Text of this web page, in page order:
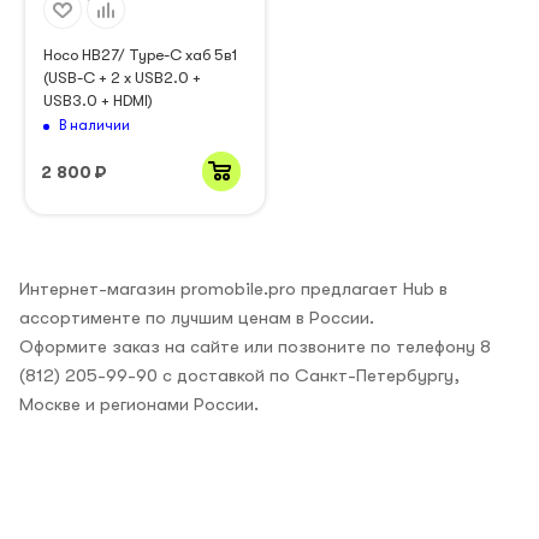
Hoco HB27/ Type-C хаб 5в1
(USB-C + 2 x USB2.0 +
USB3.0 + HDMI)
В наличии
2 800 ₽
Интернет-магазин promobile.pro предлагает Hub в
ассортименте по лучшим ценам в России.
Оформите заказ на сайте или позвоните по телефону 8
(812) 205-99-90 с доставкой по Санкт-Петербургу,
Москве и регионами России.